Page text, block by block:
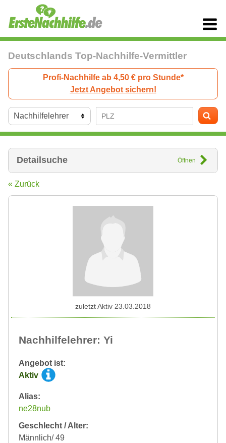
Deutschlands Top-Nachhilfe-Vermittler
Profi-Nachhilfe ab 4,50 € pro Stunde*
Jetzt Angebot sichern!
Detailsuche Öffnen
« Zurück
Nachhilfelehrer: Yi
Angebot ist:
Aktiv
Alias:
ne28nub
Geschlecht / Alter:
Männlich/ 49
zuletzt Aktiv 23.03.2018